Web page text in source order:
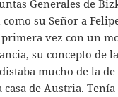
Generales de
su Señor a
vez con un
su concepto de
mucho de la
casa de Austria.